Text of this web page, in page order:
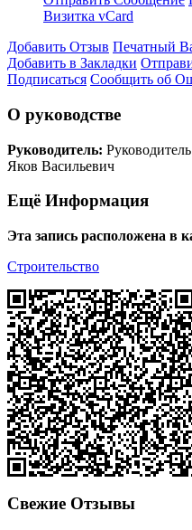
Визитка vCard
Добавить Отзыв Печатный
Добавить в Закладки
Подписаться Сообщить об
О руководстве
Руководитель:
Яков Васильевич
Ещё Информация
Эта запись расположена в
Строительство
Свежие Отзывы